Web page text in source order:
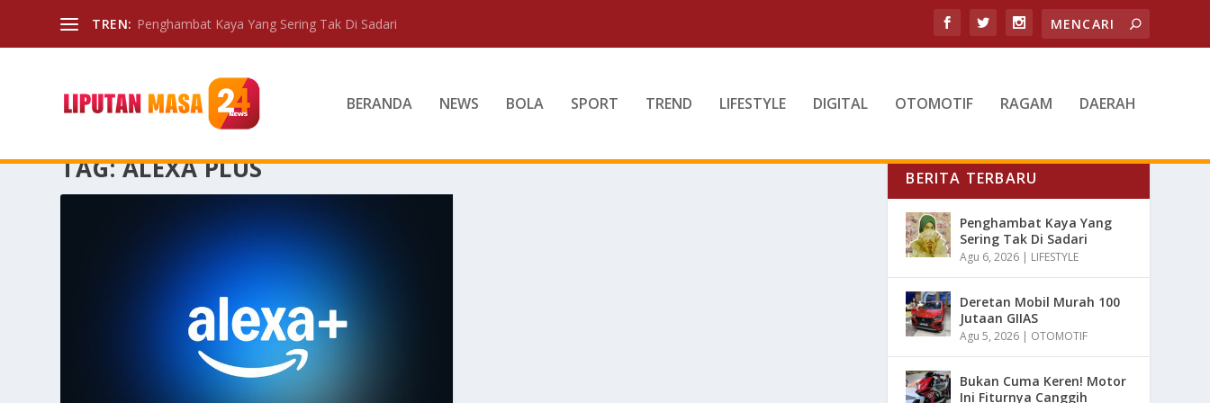
TREN: Penghambat Kaya Yang Sering Tak Di Sadari
BERANDA NEWS BOLA SPORT TREND LIFESTYLE DIGITAL OTOMOTIF RAGAM DAERAH
TAG:ALEXA PLUS BERITA TERBARU
Penghambat Kaya Yang
Sering Tak Di Sadari
Agu 6, 2026 | LIFESTYLE
Deretan Mobil Murah 100
Jutaan GIIAS
Agu 5, 2026 | OTOMOTIF
Bukan Cuma Keren! Motor
Ini Fiturnya Canggih